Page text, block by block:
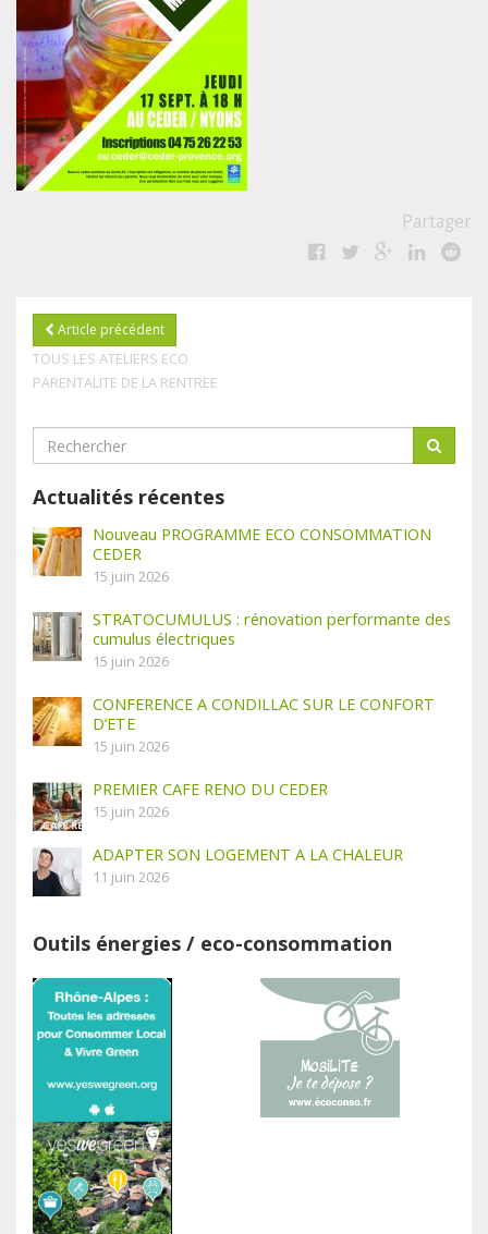
Partager
Article précédent
TOUS LES ATELIERS ECO
PARENTALITE DE LA RENTREE
Actualités récentes
Nouveau PROGRAMME ECO CONSOMMATION
CEDER
15 juin 2026
STRATOCUMULUS : rénovation performante des
cumulus électriques
15 juin 2026
CONFERENCE A CONDILLAC SUR LE CONFORT
D’ETE
15 juin 2026
PREMIER CAFE RENO DU CEDER
15 juin 2026
ADAPTER SON LOGEMENT A LA CHALEUR
11 juin 2026
Outils énergies / eco-consommation